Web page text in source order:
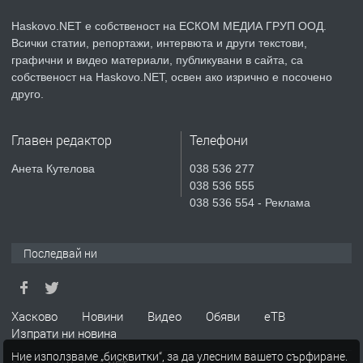
преди 4 дни
ПРЕДЛАГА СГЛОБЯВАНЕ НА МЕБЕЛИ.
№4119 Едностаен обзаведен
Haskovo.NET е собственост на ЕСКОМ МЕДИА ГРУП ООД.
Всички статии, репортажи, интервюта и други текстови,
графични и видео материали, публикувани в сайта, са
собственост на Haskovo.NET, освен ако изрично е посочено
друго.
Главен редактор
Анета Кутелова
Телефони
038 536 277
038 536 555
038 536 554 - Реклама
Последвай ни
Хасково Новини Видео Обяви
еТВ
Изпрати ни новина
Ние използваме „бисквитки“, за да улесним вашето сърфиране.